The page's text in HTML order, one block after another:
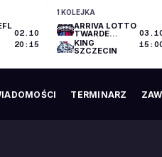
02.10
20:15
1 KOLEJKA
ARRIVA LOTTO
TWARDE
PIERNIKI
TORUŃ
KING
SZCZECIN
TERMINARZ